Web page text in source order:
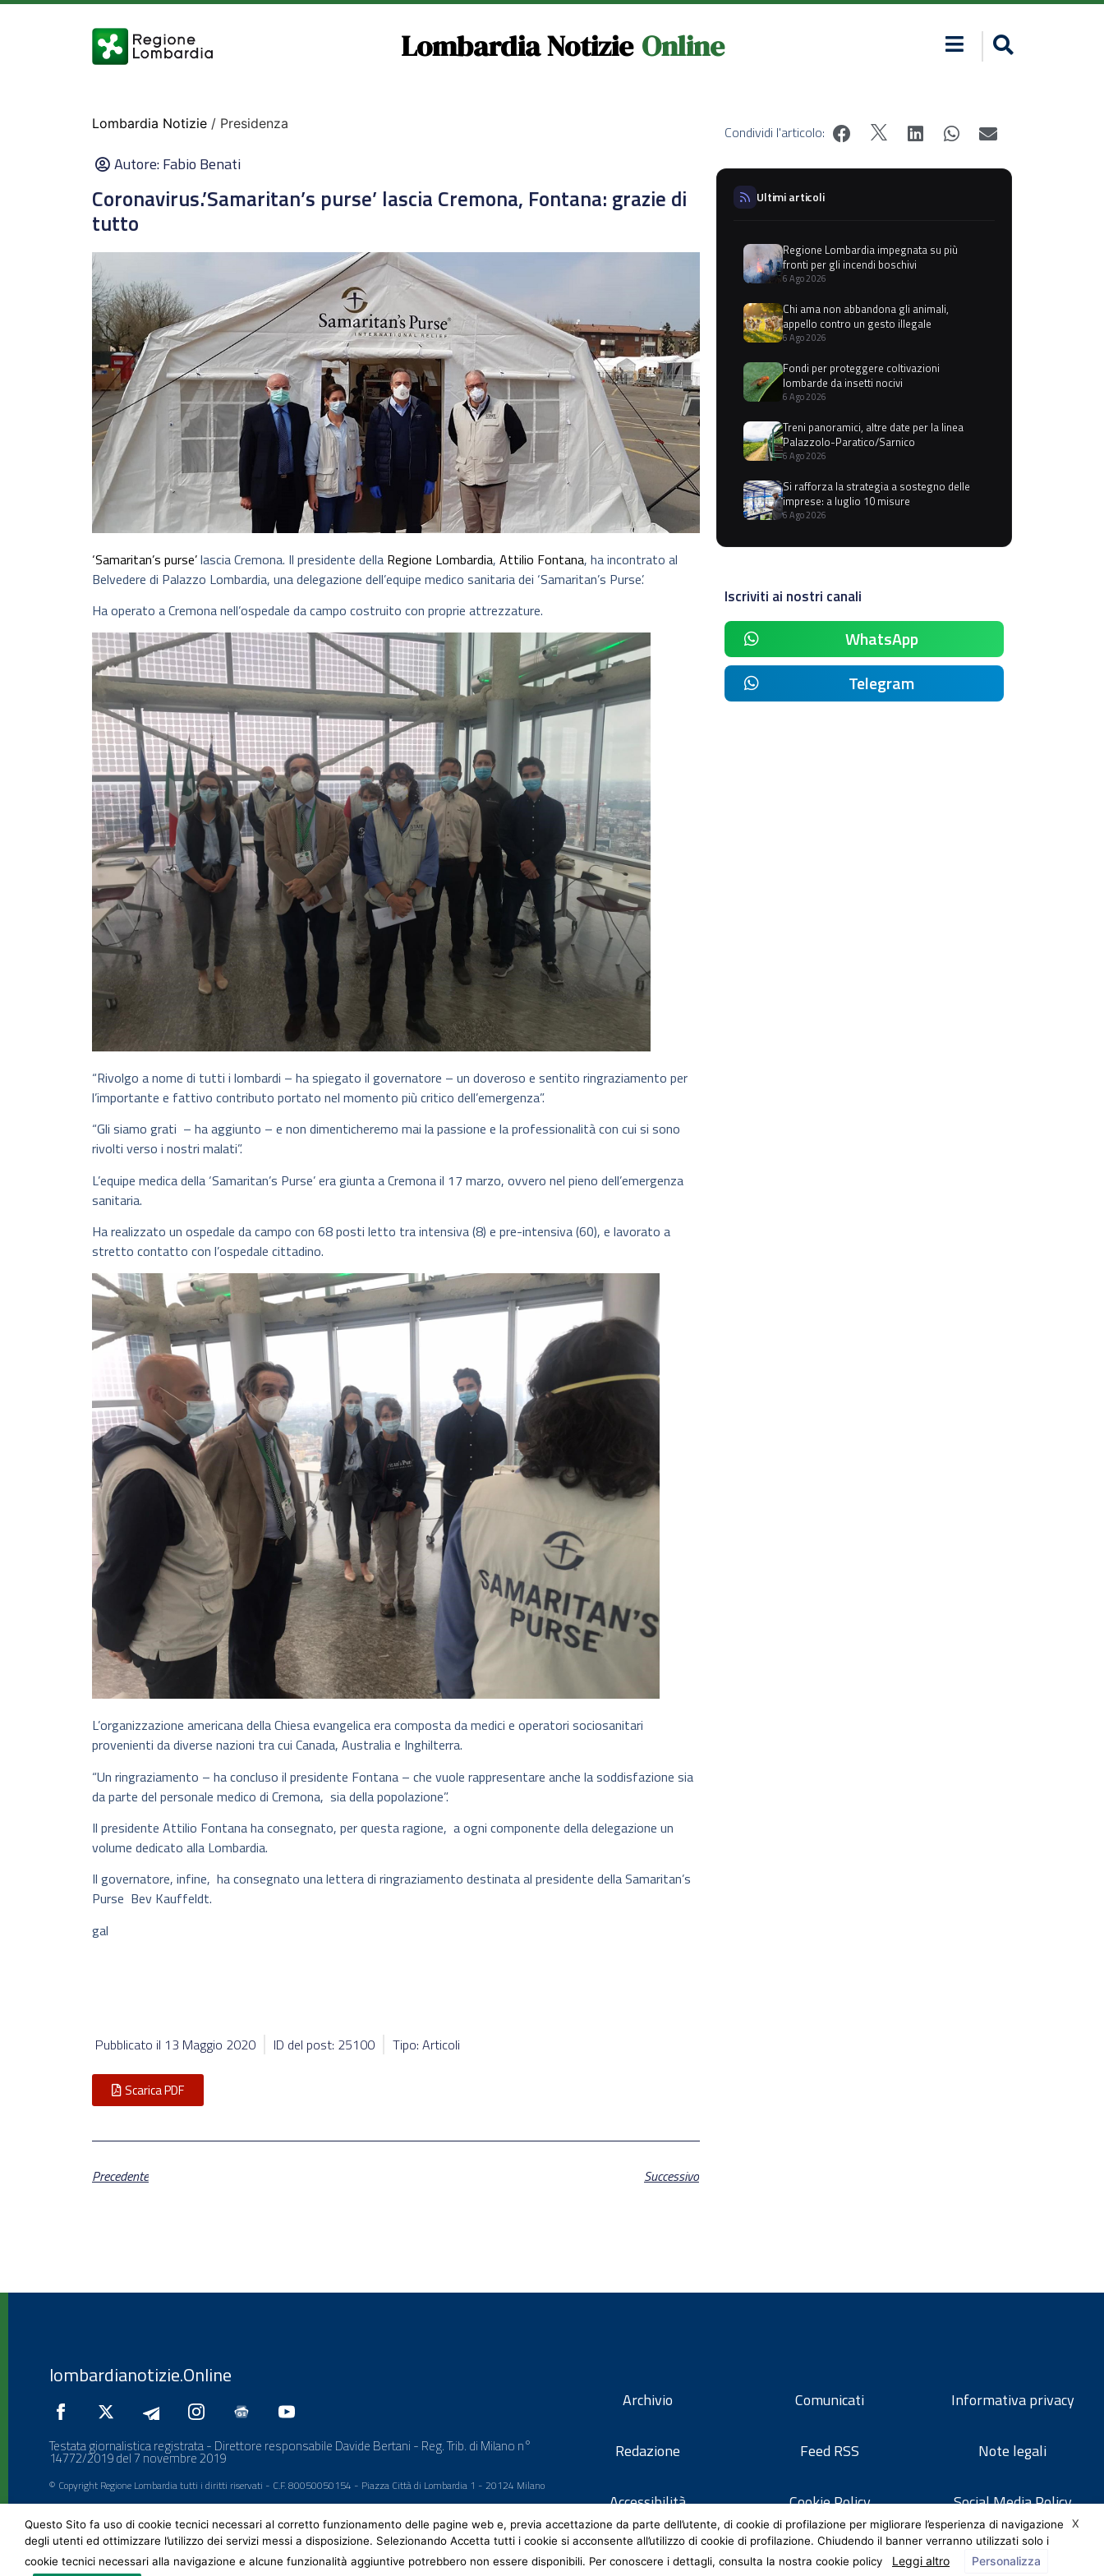
Lombardia Notizie Online
Lombardia Notizie / Presidenza
Autore:Fabio Benati
Coronavirus.’Samaritan’s purse’ lascia Cremona, Fontana: grazie di
tutto
‘Samaritan’s purse’lascia Cremona. Il presidente della Regione Lombardia, Attilio Fontana, ha incontrato al
Belvedere di Palazzo Lombardia, una delegazione dell’equipe medico sanitaria dei ‘Samaritan’s Purse’.
Ha operato a Cremona nell’ospedale da campo costruito con proprie attrezzature.
“Rivolgo a nome di tutti i lombardi – ha spiegato il governatore – un doveroso e sentito ringraziamento per
l’importante e fattivo contributo portato nel momento più critico dell’emergenza”.
“Gli siamo grati – ha aggiunto – e non dimenticheremo mai la passione e la professionalità con cui si sono
rivolti verso i nostri malati”.
L’equipe medica della ‘Samaritan’s Purse’ era giunta a Cremona il 17 marzo, ovvero nel pieno dell’emergenza
sanitaria.
Ha realizzato un ospedale da campo con 68 posti letto tra intensiva (8) e pre-intensiva (60), e lavorato a
stretto contatto con l’ospedale cittadino.
L’organizzazione americana della Chiesa evangelica era composta da medici e operatori sociosanitari
provenienti da diverse nazioni tra cui Canada, Australia e Inghilterra.
“Un ringraziamento – ha concluso il presidente Fontana – che vuole rappresentare anche la soddisfazione sia
da parte del personale medico di Cremona, sia della popolazione”.
Il presidente Attilio Fontana ha consegnato, per questa ragione, a ogni componente della delegazione un
volume dedicato alla Lombardia.
Il governatore, infine, ha consegnato una lettera di ringraziamento destinata al presidente della Samaritan’s
Purse Bev Kauffeldt.
gal
Pubblicato il 13 Maggio 2020 ID del post: 25100 Tipo: Articoli
Scarica PDF
Precedente Successivo
Condividi l'articolo:
Ultimi articoli
Regione Lombardia impegnata su più
fronti per gli incendi boschivi
6 Ago 2026
Chi ama non abbandona gli animali,
appello contro un gesto illegale
6 Ago 2026
Fondi per proteggere coltivazioni
lombarde da insetti nocivi
6 Ago 2026
Treni panoramici, altre date per la linea
Palazzolo-Paratico/Sarnico
6 Ago 2026
Si rafforza la strategia a sostegno delle
imprese: a luglio 10 misure
6 Ago 2026
Iscriviti ai nostri canali
WhatsApp
Telegram
lombardianotizie.Online
Testata giornalistica registrata - Direttore responsabile Davide Bertani - Reg. Trib. di Milano n°
14772/2019 del 7 novembre 2019
© Copyright Regione Lombardia tutti i diritti riservati - C.F. 80050050154 - Piazza Città di Lombardia 1 - 20124 Milano
Archivio
Redazione
Accessibilità
Comunicati
Feed RSS
Cookie Policy
Informativa privacy
Note legali
Social Media Policy
X
Questo Sito fa uso di cookie tecnici necessari al corretto funzionamento delle pagine web e, previa accettazione da parte dell’utente, di cookie di profilazione per migliorare l’esperienza di navigazione
degli utenti ed ottimizzare l’utilizzo dei servizi messi a disposizione. Selezionando Accetta tutti i cookie si acconsente all’utilizzo di cookie di profilazione. Chiudendo il banner verranno utilizzati solo i
cookie tecnici necessari alla navigazione e alcune funzionalità aggiuntive potrebbero non essere disponibili. Per conoscere i dettagli, consulta la nostra cookie policy
Leggi altro Personalizza